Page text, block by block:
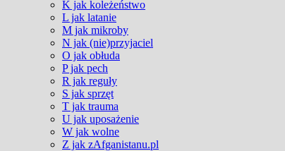
K jak koleżeństwo
L jak latanie
M jak mikroby
N jak (nie)przyjaciel
O jak obłuda
P jak pech
R jak reguły
S jak sprzęt
T jak trauma
U jak uposażenie
W jak wolne
Z jak zAfganistanu.pl